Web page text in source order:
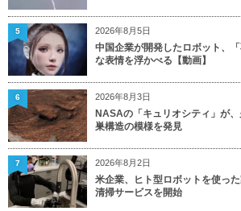
2026年8月5日
中国企業が開発したロボット、
な表情を浮かべる【動画】
5
2026年8月3日
NASAの「キュリオシティ」が
巣構造の模様を発見
6
2026年8月2日
米企業、ヒト型ロボットを使っ
清掃サービスを開始
7